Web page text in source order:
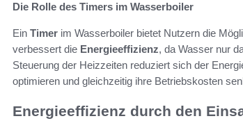
Die Rolle des Timers im Wasserboiler
Ein Timer im Wasserboiler bietet Nutzern die
verbessert die Energieeffizienz, da Wasser nur
Steuerung der Heizzeiten reduziert sich der
optimieren und gleichzeitig ihre Betriebskosten
Energieeffizienz durch den